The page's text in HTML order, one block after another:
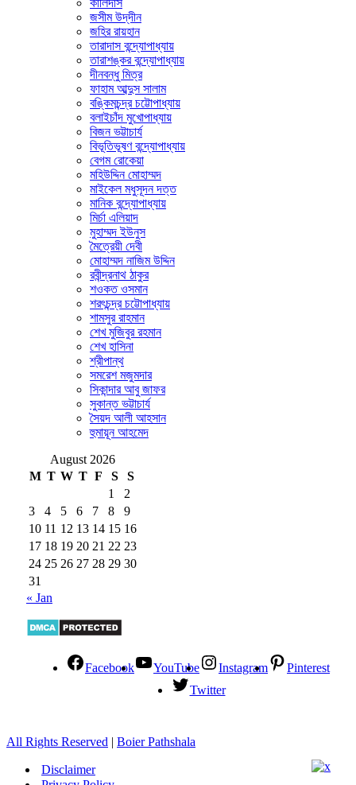
জসীম উদ্‌দীন
জহির রায়হান
তারাদাস বন্দ্যোপাধ্যায়
তারাশঙ্কর বন্দ্যোপাধ্যায়
দীনবন্ধু মিত্র
ফাহাম আব্দুস সালাম
বঙ্কিমচন্দ্র চট্টোপাধ্যায়
বলাইচাঁদ মুখোপাধ্যায়
বিজন ভট্টাচার্য
বিভূতিভূষণ বন্দ্যোপাধ্যায়
বেগম রোকেয়া
মহিউদ্দিন মোহাম্মদ
মাইকেল মধুসূদন দত্ত
মানিক বন্দ্যোপাধ্যায়
মির্চা এলিয়াদ
মুহাম্মদ ইউনুস
মৈত্রেয়ী দেবী
মোহাম্মদ নাজিম উদ্দিন
রবীন্দ্রনাথ ঠাকুর
শওকত ওসমান
শরৎচন্দ্র চট্টোপাধ্যায়
শামসুর রাহমান
শেখ মুজিবুর রহমান
শেখ হাসিনা
শ্রীপান্থ
সমরেশ মজুমদার
সিকান্দার আবু জাফর
সুকান্ত ভট্টাচার্য
সৈয়দ আলী আহসান
হুমায়ূন আহমেদ
August 2026
M T W T F S
S
1
2
3
4 5 6 7 8
9
10 11 12 13 14 15 16
17 18 19 20 21 22 23
24 25 26 27 28 29 30
31
« Jan
Facebook YouTube Instagram
Pinterest
Twitter
All Rights Reserved | Boier Pathshala
Disclaimer